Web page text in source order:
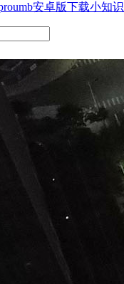
安卓版下载小知识